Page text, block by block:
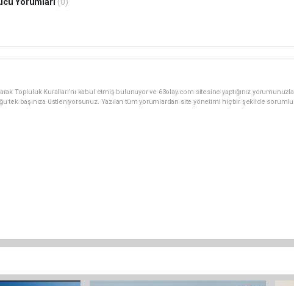
Yorumları (0)
Topluluk Kuralları’nı kabul etmiş bulunuyor ve 63olay.com sitesine yaptığınız
tek başınıza üstleniyorsunuz. Yazılan tüm yorumlardan site yönetimi hiçbir şekilde